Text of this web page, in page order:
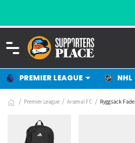
PREMIER LEAGUE NHL
Premier League Arsenal FC Ryggsäck Fade